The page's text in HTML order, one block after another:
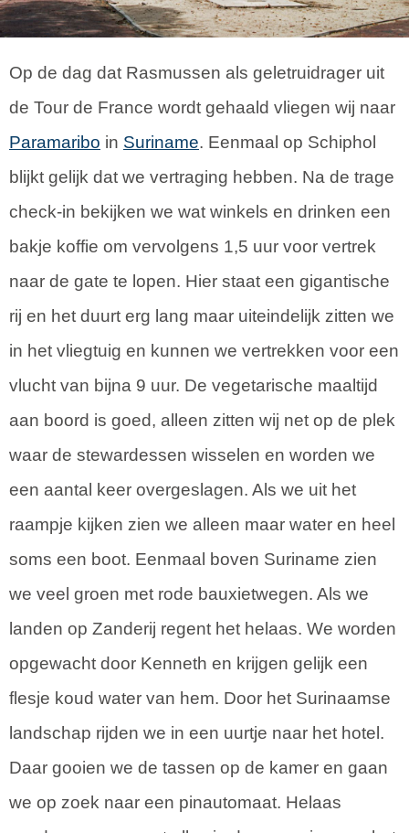
Op de dag dat Rasmussen als geletruidrager uit
de Tour de France wordt gehaald vliegen wij naar
Paramaribo in Suriname. Eenmaal op Schiphol
blijkt gelijk dat we vertraging hebben. Na de trage
check-in bekijken we wat winkels en drinken een
bakje koffie om vervolgens 1,5 uur voor vertrek
naar de gate te lopen. Hier staat een gigantische
rij en het duurt erg lang maar uiteindelijk zitten we
in het vliegtuig en kunnen we vertrekken voor een
vlucht van bijna 9 uur. De vegetarische maaltijd
aan boord is goed, alleen zitten wij net op de plek
waar de stewardessen wisselen en worden we
een aantal keer overgeslagen. Als we uit het
raampje kijken zien we alleen maar water en heel
soms een boot. Eenmaal boven Suriname zien
we veel groen met rode bauxietwegen. Als we
landen op Zanderij regent het helaas. We worden
opgewacht door Kenneth en krijgen gelijk een
flesje koud water van hem. Door het Surinaamse
landschap rijden we in een uurtje naar het hotel.
Daar gooien we de tassen op de kamer en gaan
we op zoek naar een pinautomaat. Helaas